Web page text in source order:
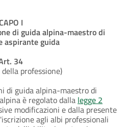
I
di guida alpina-maestro di
aspirante guida
34
professione)
di guida alpina-maestro di
è regolato dalla legge 2
modificazioni e dalla presente
agli albi professionali